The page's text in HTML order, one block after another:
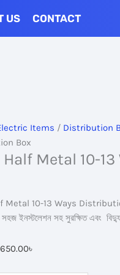
US CONTACT
Items / Distribution
Box
Half Metal 10-
Metal 10-13 Ways Distribution
সহজ ইনস্টলেশন সহ সুরক্ষিত এবং
Original
650.00৳